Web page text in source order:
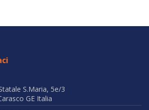
S.Maria, 5e/3
GE Italia